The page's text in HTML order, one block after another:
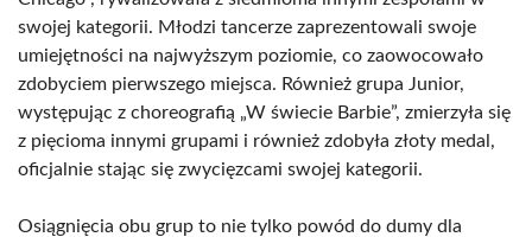
swojej kategorii. Młodzi tancerze zaprezentowali swoje
umiejętności na najwyższym poziomie, co zaowocowało
zdobyciem pierwszego miejsca. Również grupa Junior,
występując z choreografią „W świecie Barbie”, zmierzyła się
z pięcioma innymi grupami i również zdobyła złoty medal,
oficjalnie stając się zwycięzcami swojej kategorii.
Osiągnięcia obu grup to nie tylko powód do dumy dla